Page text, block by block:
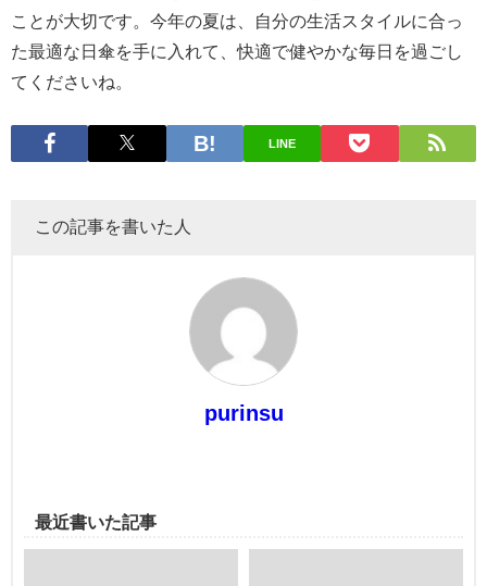
ことが大切です。今年の夏は、自分の生活スタイルに合っ
た最適な日傘を手に入れて、快適で健やかな毎日を過ごし
てくださいね。
LINE
この記事を書いた人
purinsu
最近書いた記事